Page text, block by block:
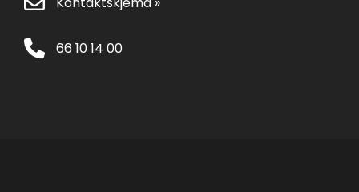
66 10 14 00